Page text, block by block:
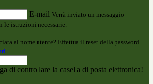
E-mail Verrà inviato un messaggio
istruzioni necessarie.
al nome utente? Effettua il reset della password
di controllare la casella di posta elettronica!